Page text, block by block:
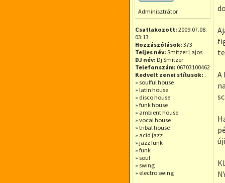
Adminisztrátor
Csatlakozott: 2009.07.08.
03:13
Hozzászólások: 373
Teljes név: Smitzer Lajos
DJ név: Dj Smitzer
Telefonszám: 06703100462
Kedvelt zenei stílusok: .
» soulful house
» latin house
» disco house
» funk house
» ambient house
» vocal house
» tribal house
» acid jazz
» jazz funk
» funk
» soul
» swing
» electro swing
A